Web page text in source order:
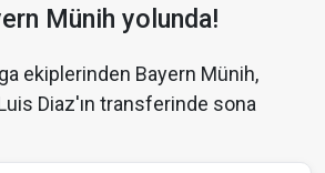
Münih yolunda!
ekiplerinden Bayern Münih,
Diaz'ın transferinde sona